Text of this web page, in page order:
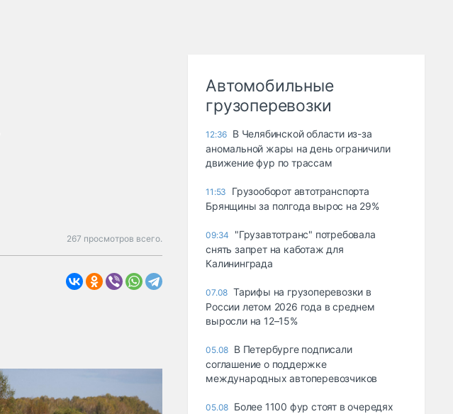
267 просмотров всего.
Автомобильные
грузоперевозки
12:36 В Челябинской области из-за
аномальной жары на день ограничили
движение фур по трассам
11:53
Грузооборот автотранспорта
Брянщины за полгода вырос на 29%
09:34
"Грузавтотранс" потребовала
снять запрет на каботаж для
Калининграда
07.08 Тарифы на грузоперевозки в
России летом 2026 года в среднем
выросли на 12–15%
05.08 В Петербурге подписали
соглашение о поддержке
международных автоперевозчиков
05.08 Более 1100 фур стоят в очередях